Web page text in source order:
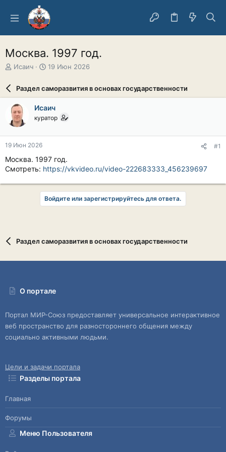
Москва. 1997 год.
А
о
р
т
е
м
ы
Исаич
Д
а
а
ч
л
19 Июн 2026
Раздел саморазвития в основах государственности
Исаич
куратор
19 Июн 2026 #1
Москва. 1997 год.
Смотреть: https://vkvideo.ru/video-222683333_456239697
Войдите или зарегистрируйтесь для ответа.
Раздел саморазвития в основах государственности
О портале
Портал МИР-Союз предоставляет универсальное интерактивное
веб пространство для разностороннего общения между
социально активными людьми.
Цели и задачи портала
Разделы портала
Главная
Форумы
Меню Пользователя